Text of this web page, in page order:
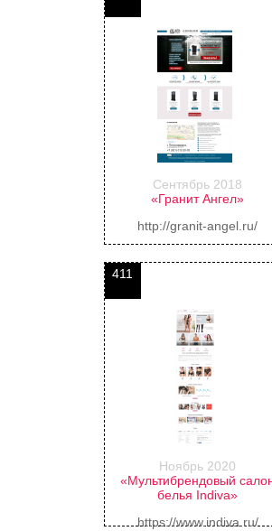
Сентябрь 2018
«Гранит Ангел»
http://granit-angel.ru/
411
Ноябрь 2020
«Мультибрендовый
белья Indiva»
https://www.indiva.ru/